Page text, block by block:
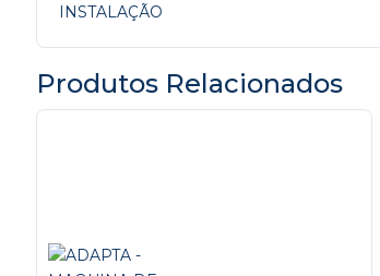
INSTALAÇÃO
Produtos Relacionados